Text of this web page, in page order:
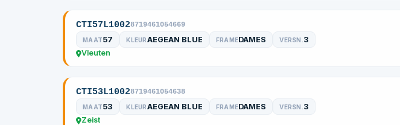
CTI57L10028719461054669
MAAT57 KLEURAEGEAN BLUE FRAMEDAMES VERSN. 3
Vleuten
CTI53L10028719461054638
MAAT53 KLEURAEGEAN BLUE FRAMEDAMES VERSN. 3
Zeist